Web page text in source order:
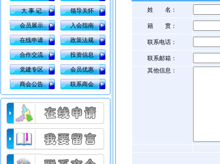
大 事 记 领导关怀
会员展示 入会指南
在线申请 政策法规
合作交流 投资信息
党建专区 会员优惠
商会公告 联系商会
姓 名：
籍 贯：
联系电话：
联系邮箱：
其他信息：